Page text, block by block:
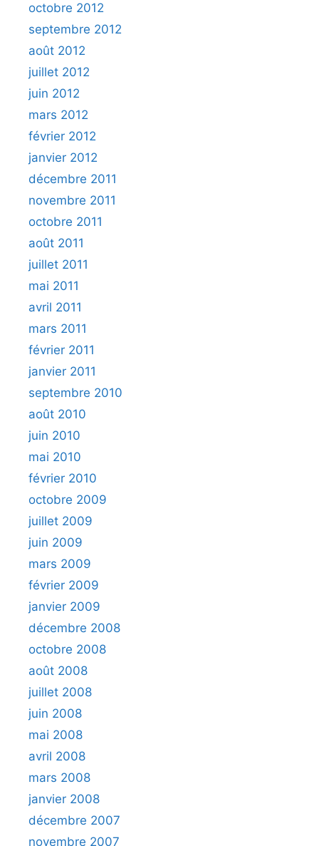
octobre 2012
septembre 2012
août 2012
juillet 2012
juin 2012
mars 2012
février 2012
janvier 2012
décembre 2011
novembre 2011
octobre 2011
août 2011
juillet 2011
mai 2011
avril 2011
mars 2011
février 2011
janvier 2011
septembre 2010
août 2010
juin 2010
mai 2010
février 2010
octobre 2009
juillet 2009
juin 2009
mars 2009
février 2009
janvier 2009
décembre 2008
octobre 2008
août 2008
juillet 2008
juin 2008
mai 2008
avril 2008
mars 2008
janvier 2008
décembre 2007
novembre 2007